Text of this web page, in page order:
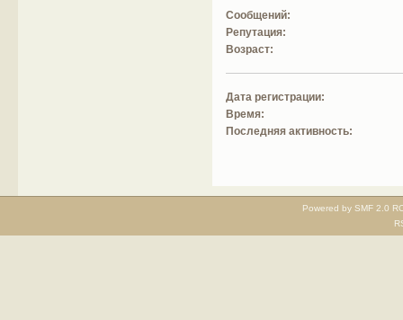
Сообщений:
Репутация:
Возраст:
Дата регистрации:
Время:
Последняя активность:
Powered by SMF 2.0